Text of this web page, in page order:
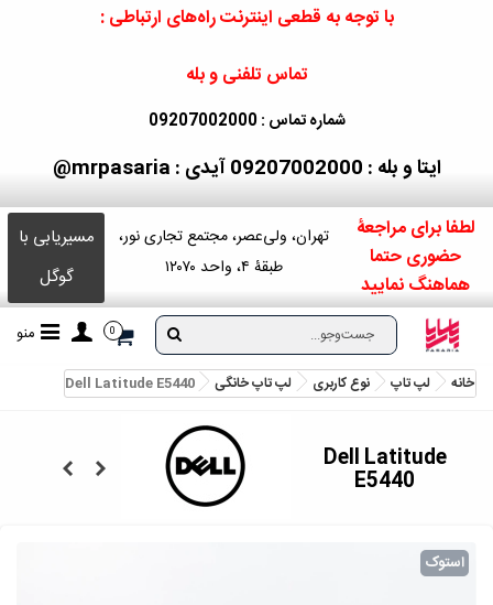
با توجه به قطعی اینترنت راه‌های ارتباطی :
تماس تلفنی و بله
شماره تماس : 09207002000
ایتا و بله : 09207002000 آیدی : mrpasaria@
لطفا برای مراجعۀ
حضوری حتما
هماهنگ نمایید
تهران، ولی‌عصر، مجتمع تجاری نور،
طبقۀ ۴، واحد ۱۲۰۷۰
مسیریابی با
گوگل
0 منو
خانه لپ تاپ نوع کاربری لپ تاپ خانگی Dell Latitude E5440
Dell Latitude
E5440
استوک